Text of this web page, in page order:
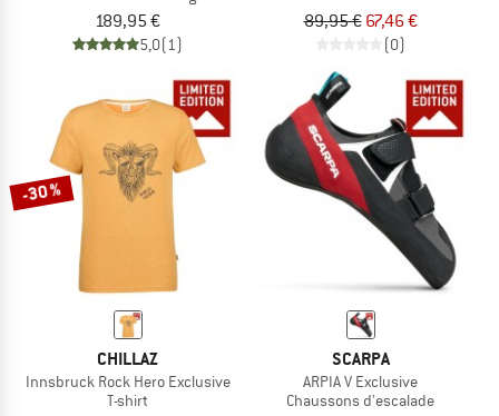
189,95 €
5,0(1)
89,95 € 67,46 €
(0)
-30 %
CHILLAZ
Innsbruck Rock Hero Exclusive
T-shirt
SCARPA
ARPIA V Exclusive
Chaussons d'escalade